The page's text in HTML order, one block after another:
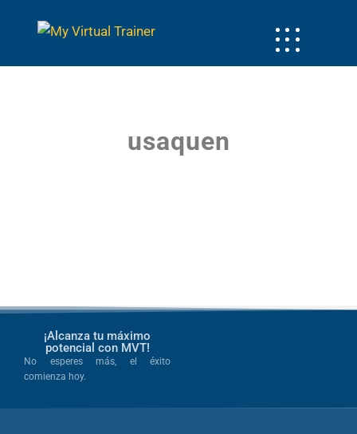
usaquen
¡Alcanza tu máximo
potencial con MVT!
No esperes más, el éxito
comienza hoy.